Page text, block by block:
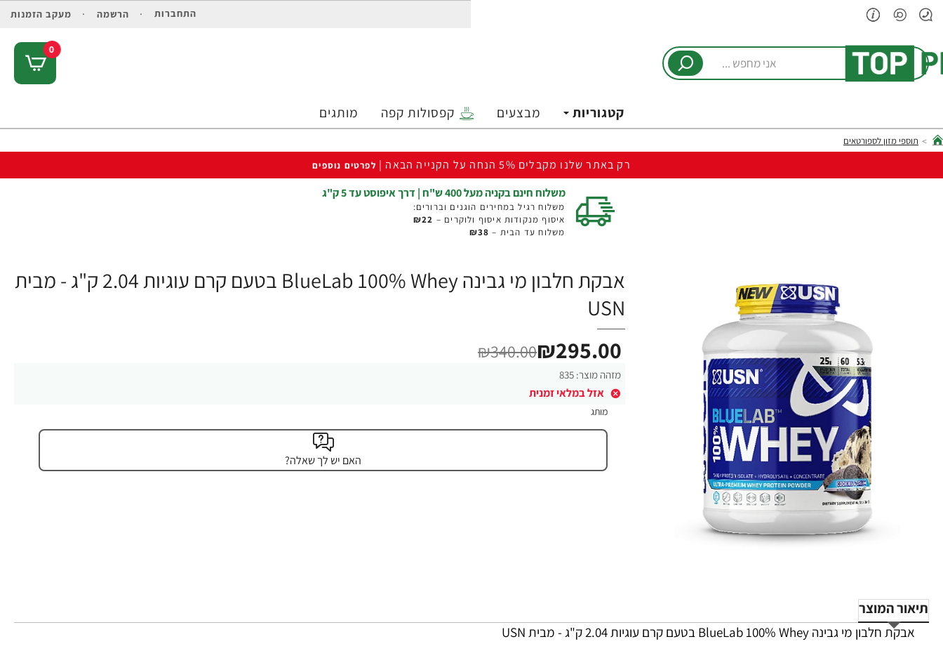
התחברות הרשמה מעקב הזמנות
מחפש
0
קטגוריות מבצעים קפסולות קפה מותגים
home
תוספי מזון לספורטאים
רק באתר שלנו מקבלים 5% הנחה על הקנייה הבאה | לפרטים נוספים
משלוח חינם בקניה מעל 400 ש"ח | דרך איפוסט עד 5 ק"ג
משלוח רגיל במחירים הוגנים וברורים:
איסוף מנקודות איסוף ולוקרים – ₪22
משלוח עד הבית – ₪38
-13%
אבקת חלבון מי גבינה BlueLab 100% Whey בטעם קרם עוגיות 2.04 ק"ג - מבית
USN
מזהה מוצר: 835
אזל במלאי זמנית
₪295.00
₪340.00
מותג
האם יש לך שאלה?
תיאור המוצר
אבקת חלבון מי גבינה BlueLab 100% Whey בטעם קרם עוגיות 2.04 ק"ג - מבית USN